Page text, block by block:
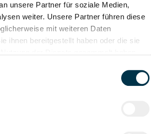
unsere Partner für soziale Medien,
weiter. Unsere Partner führen diese
mit weiteren Daten
ihnen bereitgestellt haben oder die sie
Gewerbe
Anlagen